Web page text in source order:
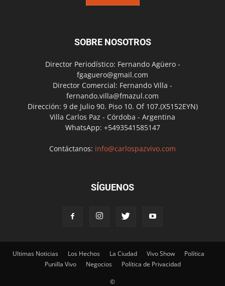
SOBRE NOSOTROS
Director Periodístico: Fernando Agüero -
fgaguero@gmail.com
Director Comercial: Fernando Villa -
fernando.villa@fmazul.com
Dirección: 9 de Julio 90. Piso 10. Of 107.(X5152EYN)
Villa Carlos Paz - Córdoba - Argentina
WhatsApp: +5493541585147
Contáctanos: info@carlospazvivo.com
SÍGUENOS
Ultimas Noticias Los Hechos La Ciudad Vivo Show
Política
Punilla Vivo
Negocios Política de Privacidad
©